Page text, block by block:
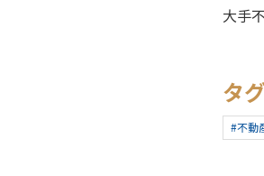
大手
タ
#不動